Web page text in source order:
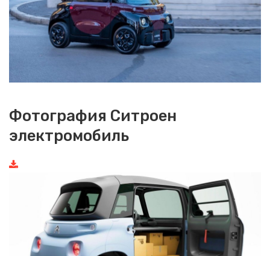
Фотография Ситроен
электромобиль